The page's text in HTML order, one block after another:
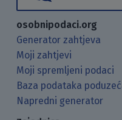
osobnipodaci.org
Generator zahtjeva
Moji zahtjevi
Moji spremljeni podaci
Baza podataka
Napredni generator